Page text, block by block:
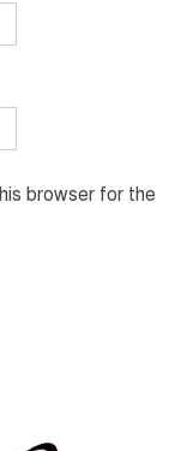
browser for the